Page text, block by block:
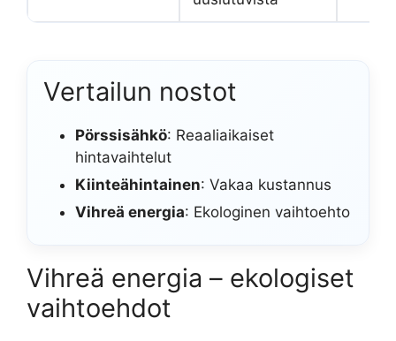
Vertailun nostot
Pörssisähkö: Reaaliaikaiset
hintavaihtelut
Kiinteähintainen: Vakaa kustannus
Vihreä energia: Ekologinen vaihtoehto
Vihreä energia – ekologiset
vaihtoehdot